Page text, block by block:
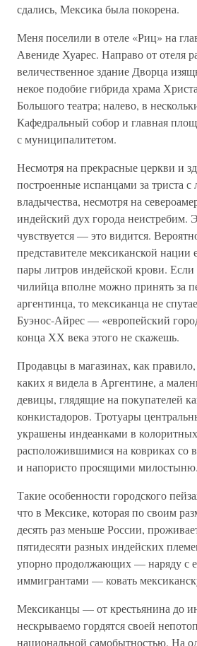
сдались, Мексика была покорена.
Меня поселили в отеле «Риц» на
Авениде Хуарес. Направо от отеля
величественное здание Дворца
некое подобие гибрида храма
Большого театра; налево, в
Кафедральный собор и главная
с муниципалитетом.
Несмотря на прекрасные церкви и
построенные испанцами за триста
владычества, несмотря на
индейский дух города неистребим.
чувствуется — это видится.
представителе мексиканской нации
пары литров индейской крови.
чилийца вполне можно принять за
аргентинца, то мексиканца не
Буэнос-Айрес — «европейский
конца ХХ века этого не скажешь.
Продавцы в магазинах, как
каких я видела в Аргентине, а
девицы, глядящие на покупателей
конкистадоров. Тротуары
украшены индеанками в
расположившимися на ковриках со
и напористо просящими милостыню.
Такие особенности городского
что в Мексике, которая по своим
десять раз меньше России,
пятидесяти разных индейских
упорно продолжающих — наряду с
иммигрантами — ковать
Мексиканцы — от крестьянина до
нескрываемо гордятся своей
национальной самобытностью. На